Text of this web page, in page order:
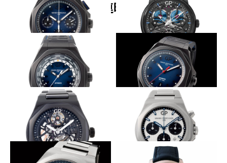
関連時計
プッシャーも黒×青
GIRARD-PERREGAUX
ロレアート アブソルート クロ
ノグラフ
漆黒の中に青が居並ぶ
GIRARD-PERREGAUX
ネオ ブリッジ アース・トゥ・
スカイ エディション
シリーズ初のＷＷ.ＴＣ
GIRARD-PERREGAUX
ロレアート アブソルート
WW.TC
より質感を高める二層構造ダイヤル
GIRARD-PERREGAUX
ロレアート アブソルート オー
トマティック
初のセラミックブレス
GIRARD-PERREGAUX
人気のパンダ顔も登場
GIRARD-PERREGAUX